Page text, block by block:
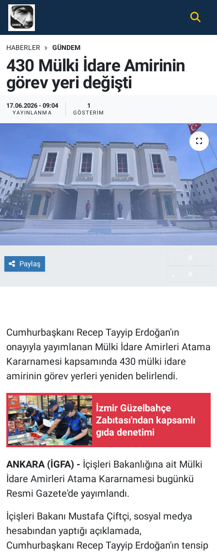
HABERLER GÜNDEM
430 Mülki İdare Amirinin
görev yeri değişti
17.06.2026 - 09:04
YAYINLANMA
1
GÖSTERIM
Paylaş
Cumhurbaşkanı Recep Tayyip Erdoğan'ın
onayıyla yayımlanan Mülki İdare Amirleri Atama
Kararnamesi kapsamında 430 mülki idare
amirinin görev yerleri yeniden belirlendi.
İzmir Güzelbahçe
Zabıtası'ndan kapsamlı
gıda denetimi
ANKARA (İGFA) - İçişleri Bakanlığına ait Mülki
İdare Amirleri Atama Kararnamesi bugünkü
Resmi Gazete'de yayımlandı.
İçişleri Bakanı Mustafa Çiftçi, sosyal medya
hesabından yaptığı açıklamada,
Cumhurbaşkanı Recep Tayyip Erdoğan'ın tensip
Gündem
Ekonomi
Spor
Magazin
İletişim
Künye
Nöbetçi Eczaneler
Hava Durumu
Namaz Vakitleri
Trafik Durumu
Tüm Manşetler
Son Dakika Haberleri
Haber Arşivi